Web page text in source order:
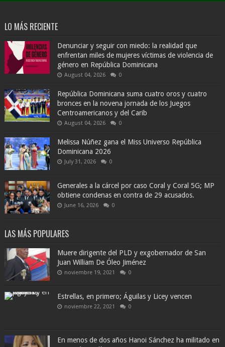
LO MÁS RECIENTE
Denunciar y seguir con miedo: la realidad que
enfrentan miles de mujeres víctimas de violencia de
género en República Dominicana
August 04, 2026 0
República Dominicana suma cuatro oros y cuatro
bronces en la novena jornada de los Juegos
Centroamericanos y del Carib
August 04, 2026 0
Melissa Núñez gana el Miss Universo República
Dominicana 2026
July 31, 2026 0
Generales a la cárcel por caso Coral y Coral 5G; MP
obtiene condenas en contra de 29 acusados.
June 16, 2026 0
LAS MÁS POPULARES
Muere dirigente del PLD y exgobernador de San
Juan William De Óleo Jiménez
noviembre 19, 2021 0
Estrellas, en primero; Águilas y Licey vencen
noviembre 22, 2021 0
En menos de dos años Hanoi Sánchez ha militado en